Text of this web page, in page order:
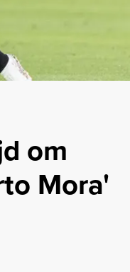
om
Mora'